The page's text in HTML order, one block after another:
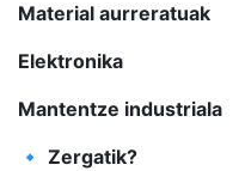
Material aurreratuak
Elektronika
Mantentze industriala
🔹 Zergatik?